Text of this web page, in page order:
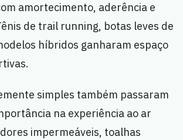
amortecimento, aderência e
de trail running, botas leves de
híbridos ganharam espaço
simples também passaram
na experiência ao ar
impermeáveis, toalhas